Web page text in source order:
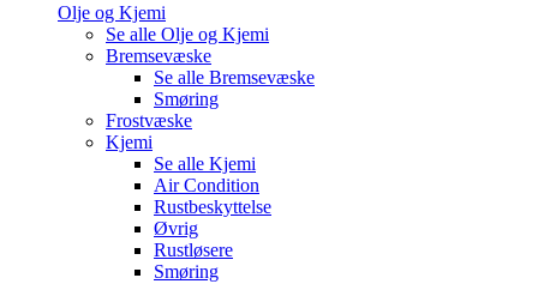
Olje og Kjemi
Se alle Olje og Kjemi
Bremsevæske
Se alle Bremsevæske
Smøring
Frostvæske
Kjemi
Se alle Kjemi
Air Condition
Rustbeskyttelse
Øvrig
Rustløsere
Smøring